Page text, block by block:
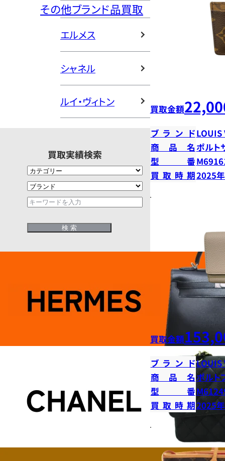
その他ブランド品買取
エルメス
シャネル
ルイ・ヴィトン
買取実績検索
買取金額
ブランドLOUIS
商品名ポルト
型番
買取時期2025
買取金額
ブランドLOUIS
商品名ポルト
型番
買取時期2025